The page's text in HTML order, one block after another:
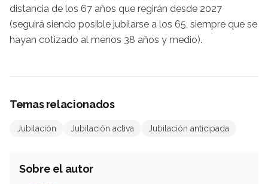
distancia de los 67 años que regirán desde 2027
(seguirá siendo posible jubilarse a los 65, siempre que se
hayan cotizado al menos 38 años y medio).
Temas relacionados
Jubilación Jubilación activa Jubilación anticipada
Sobre el autor